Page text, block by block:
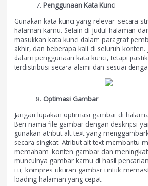
Penggunaan Kata Kunci
Gunakan kata kunci yang relevan secara
halaman kamu. Selain di judul halaman
masukkan kata kunci dalam paragraf
akhir, dan beberapa kali di seluruh konten.
dalam penggunaan kata kunci, tetapi
terdistribusi secara alami dan sesuai
Optimasi Gambar
Jangan lupakan optimasi gambar di
Beri nama file gambar dengan deskripsi
gunakan atribut alt text yang
secara singkat. Atribut alt text membantu
memahami konten gambar dan
munculnya gambar kamu di hasil
itu, kompres ukuran gambar untuk
loading halaman yang cepat.